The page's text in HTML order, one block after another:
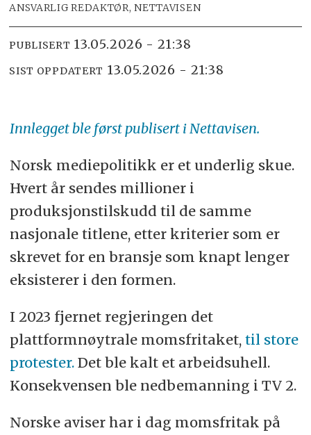
ANSVARLIG REDAKTØR, NETTAVISEN
PUBLISERT 13.05.2026 - 21:38
SIST OPPDATERT 13.05.2026 - 21:38
Innlegget ble først publisert i Nettavisen.
Norsk mediepolitikk er et underlig skue.
Hvert år sendes millioner i
produksjonstilskudd til de samme
nasjonale titlene, etter kriterier som er
skrevet for en bransje som knapt lenger
eksisterer i den formen.
I 2023 fjernet regjeringen det
plattformnøytrale momsfritaket, til store
protester.Det ble kalt et arbeidsuhell.
Konsekvensen ble nedbemanning i TV 2.
Norske aviser har i dag momsfritak på